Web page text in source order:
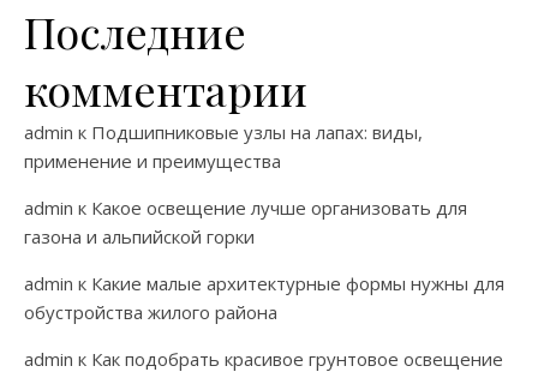
Последние
комментарии
admin к Подшипниковые узлы на лапах: виды,
применение и преимущества
admin к Какое освещение лучше организовать для
газона и альпийской горки
admin к Какие малые архитектурные формы нужны для
обустройства жилого района
admin к Как подобрать красивое грунтовое освещение